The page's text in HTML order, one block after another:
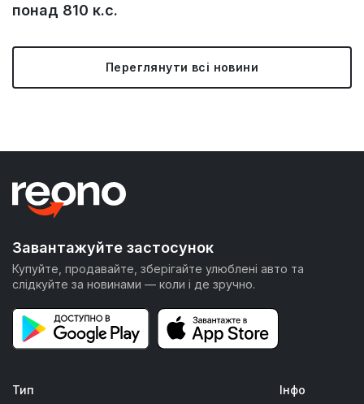
понад 810 к.с.
Переглянути всі новини
Завантажуйте застосунок
Купуйте, продавайте, зберігайте улюблені авто та
слідкуйте за новинами — коли і де зручно.
Тип
Інфо